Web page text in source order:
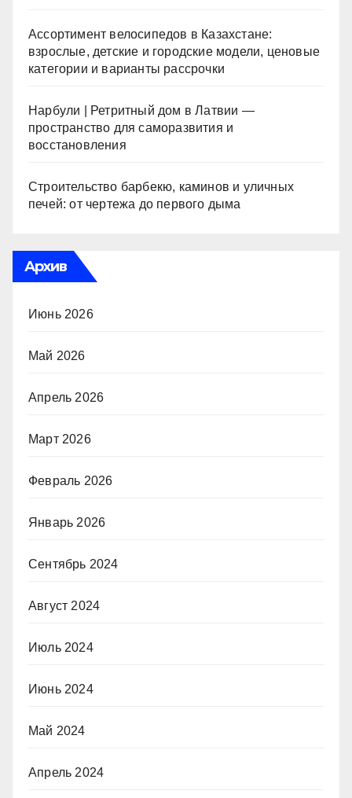
Ассортимент велосипедов в Казахстане:
взрослые, детские и городские модели, ценовые
категории и варианты рассрочки
Нарбули | Ретритный дом в Латвии —
пространство для саморазвития и
восстановления
Строительство барбекю, каминов и уличных
печей: от чертежа до первого дыма
Архив
Июнь 2026
Май 2026
Апрель 2026
Март 2026
Февраль 2026
Январь 2026
Сентябрь 2024
Август 2024
Июль 2024
Июнь 2024
Май 2024
Апрель 2024